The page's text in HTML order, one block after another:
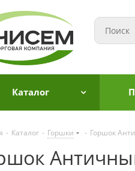
Каталог
- Каталог - Горшки - Горшок